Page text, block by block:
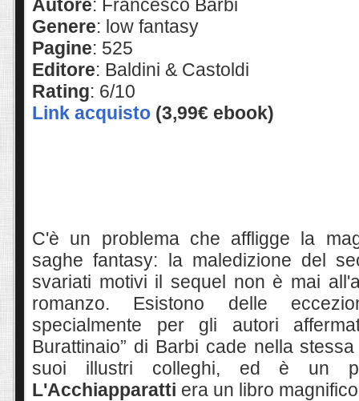
Autore: Francesco Barbi
Genere: low fantasy
Pagine: 525
Editore: Baldini & Castoldi
Rating: 6/10
Link acquisto (3,99€ ebook)
C'è un problema che affligge la
saghe fantasy: la maledizione del
svariati motivi il sequel non è mai
romanzo. Esistono delle
specialmente per gli autori
Burattinaio” di Barbi cade nella
suoi illustri colleghi, ed è un
L'Acchiapparatti era un libro